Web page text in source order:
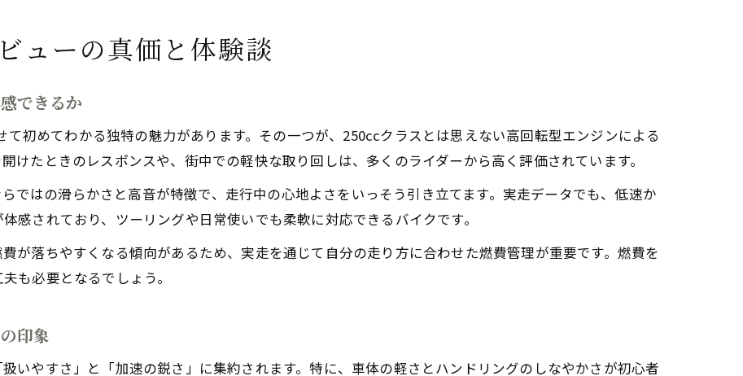
バリオス250の燃費や維持しやすさ徹底分析
バイクBALIUS250の実燃費はどれくらいか検証
バリオス1型や2型の燃費と悪いと言われる理由
カワサキバリオス250の燃費と維持コストの実態
壊れやすい？バイクBALIUSの耐久性とは
バリオスレビューで語られる故障リスクと実例
バイクBALIUSの壊れやすさとメンテナンス性に注目
バイクの耐久性を上げるバリオスオーナーの工夫
ューの真価と体験談
できるか
初めてわかる独特の魅力があります。その一つが、250ccクラスとは思えない高回転型エンジンによる
けたときのレスポンスや、街中での軽快な取り回しは、多くのライダーから高く評価されています。
ではの滑らかさと高音が特徴で、走行中の心地よさをいっそう引き立てます。実走データでも、低速か
感されており、ツーリングや日常使いでも柔軟に対応できるバイクです。
が落ちやすくなる傾向があるため、実走を通じて自分の走り方に合わせた燃費管理が重要です。燃費を
も必要となるでしょう。
印象
いやすさ」と「加速の鋭さ」に集約されます。特に、車体の軽さとハンドリングのしなやかさが初心者